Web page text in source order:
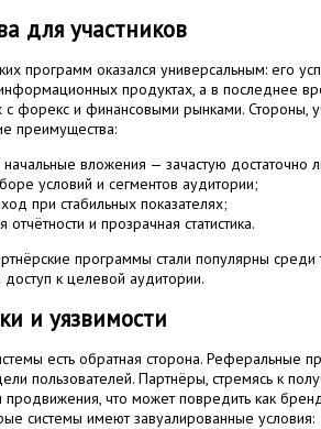
для участников
программ оказался универсальным: его
продуктах, а в последнее
с форекс и финансовыми рынками. Стороны,
преимущества:
вложения — зачастую достаточно
условий и сегментов аудитории;
при стабильных показателях;
отчётности и прозрачная статистика.
программы стали популярны среди
доступ к целевой аудитории.
и уязвимости
есть обратная сторона. Реферальные
пользователей. Партнёры, стремясь к
что может повредить как
системы имеют завуалированные условия: